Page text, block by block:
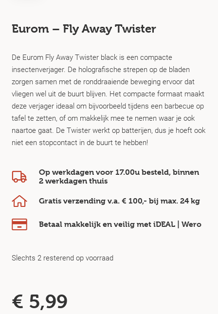
Eurom – Fly Away Twister
De Eurom Fly Away Twister black is een compacte
insectenverjager. De holografische strepen op de bladen
zorgen samen met de ronddraaiende beweging ervoor dat
vliegen wel uit de buurt blijven. Het compacte formaat maakt
deze verjager ideaal om bijvoorbeeld tijdens een barbecue op
tafel te zetten, of om makkelijk mee te nemen waar je ook
naartoe gaat. De Twister werkt op batterijen, dus je hoeft ook
niet een stopcontact in de buurt te hebben!
Op werkdagen voor 17.00u besteld, binnen
2 werkdagen thuis
Gratis verzending v.a. € 100,- bij max. 24 kg
Betaal makkelijk en veilig met iDEAL | Wero
Slechts 2 resterend op voorraad
€ 5,99